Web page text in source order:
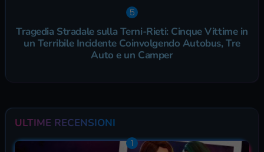
Tragedia Stradale sulla Terni-Rieti: Cinque Vittime in
un Terribile Incidente Coinvolgendo Autobus, Tre
Auto e un Camper
ULTIME RECENSIONI